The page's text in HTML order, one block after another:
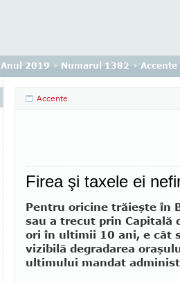
Anul 2019 › Numarul 1382 › Accente
Accente
Firea şi taxele ei
Pentru oricine trăieşte în
sau a trecut prin Capitală
ori în ultimii 10 ani, e cât
vi­zibilă degradarea
ultimului mandat